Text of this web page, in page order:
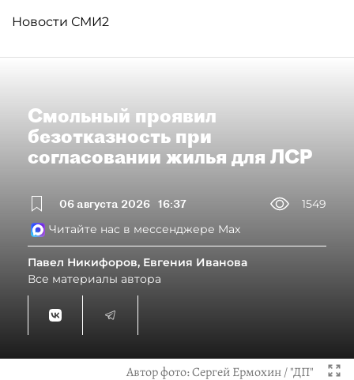
Новости СМИ2
Смольный проявил
безотказность при
согласовании жилья для ЛСР
06 августа 2026 16:37
1549
Читайте нас в мессенджере Max
Павел Никифоров, Евгения Иванова
Все материалы автора
Автор фото:Сергей Ермохин / "ДП"